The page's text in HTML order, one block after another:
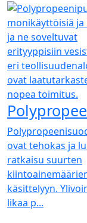
ovat tehokas ja
ratkaisu suurten
käsittelyyn.
likaa p...